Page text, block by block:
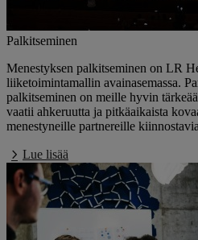
Palkitseminen
Menestyksen palkitseminen on LR
liiketoimintamallin avainasemassa.
palkitseminen on meille hyvin
vaatii ahkeruutta ja pitkäaikaista
menestyneille partnereille
Lue lisää